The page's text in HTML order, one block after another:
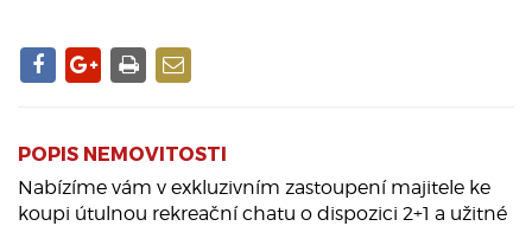
POPIS NEMOVITOSTI
Nabízíme vám v exkluzivním zastoupení majitele ke
koupi útulnou rekreační chatu o dispozici 2+1 a užitné